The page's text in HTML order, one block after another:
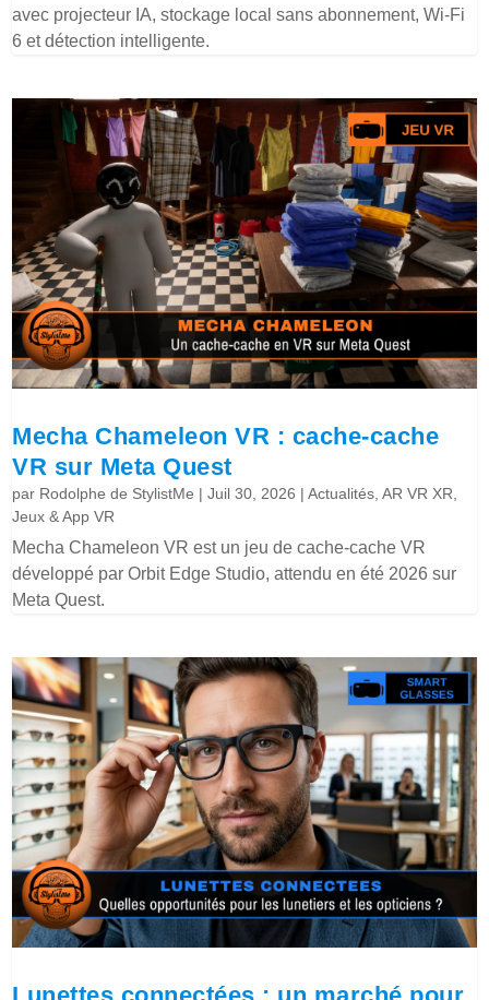
avec projecteur IA, stockage local sans abonnement, Wi-Fi
6 et détection intelligente.
Mecha Chameleon VR : cache-cache
VR sur Meta Quest
par Rodolphe de StylistMe |Juil 30, 2026 |Actualités ,AR VR XR
Jeux & App VR
Mecha Chameleon VR est un jeu de cache-cache VR
développé par Orbit Edge Studio, attendu en été 2026 sur
Meta Quest.